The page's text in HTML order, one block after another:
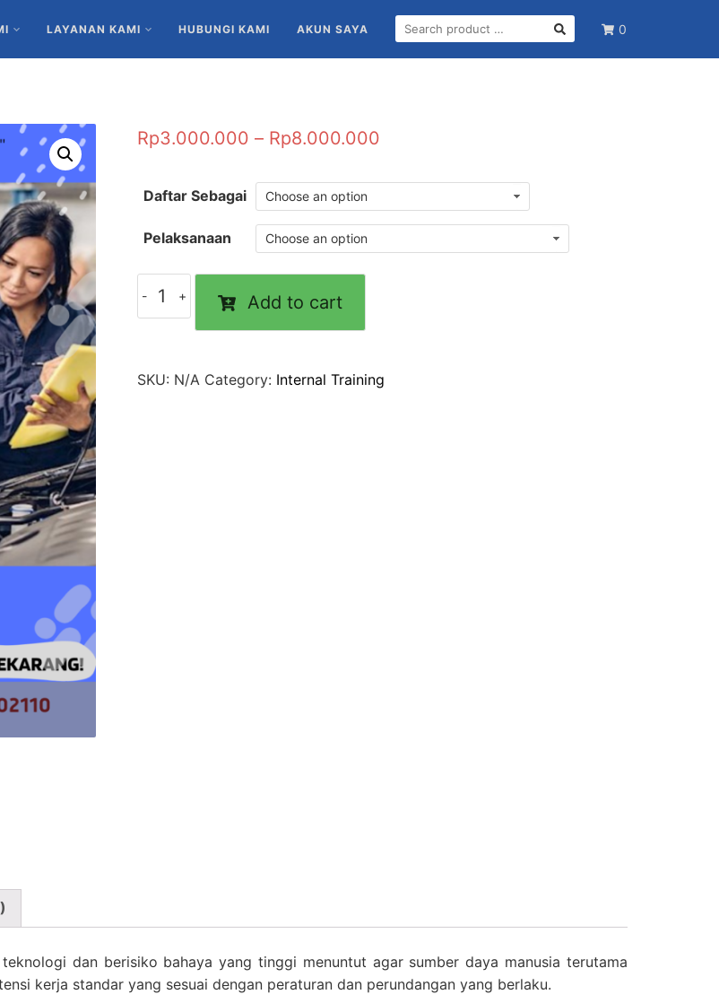
0
LAYANAN KAMI HUBUNGI KAMI AKUN SAYA
Rp3.000.000 – Rp8.000.000
Daftar Sebagai
Pelaksanaan
Add to cart
SKU: N/A Category: Internal Training
dan berisiko bahaya yang tinggi menuntut agar sumber daya manusia terutama
kerja standar yang sesuai dengan peraturan dan perundangan yang berlaku.